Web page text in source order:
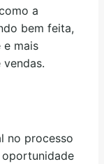
a
bem feita,
e mais
no processo